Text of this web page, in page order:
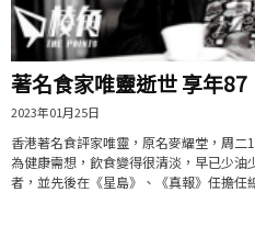
著名食家唯靈逝世 享年87
2023年01月25日
香港著名食評家唯靈，原名麥耀堂，周
為健康需想，飲食變得很清淡，早已少油
者，並先後在《星島》、《真報》任擔任